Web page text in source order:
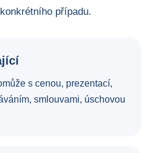
případu.
s cenou, prezentací,
smlouvami, úschovou